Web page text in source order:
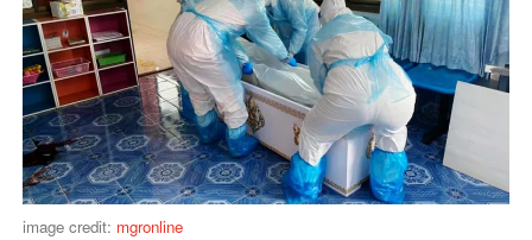
image credit: mgronline